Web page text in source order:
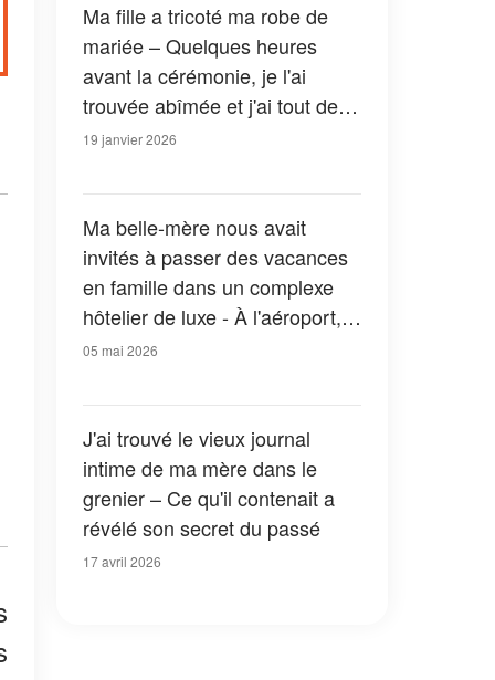
Ma fille a tricoté ma robe de
mariée – Quelques heures
avant la cérémonie, je l'ai
trouvée abîmée et j'ai tout de
suite su qui était responsable
19 janvier 2026
Ma belle-mère nous avait
invités à passer des vacances
en famille dans un complexe
hôtelier de luxe - À l'aéroport,
elle a prétendu avoir « perdu »
que mon beau-père a révélé
ensuite a stupéfié tout le
monde
05 mai 2026
J'ai trouvé le vieux journal
intime de ma mère dans le
grenier – Ce qu'il contenait a
révélé son secret du passé
17 avril 2026